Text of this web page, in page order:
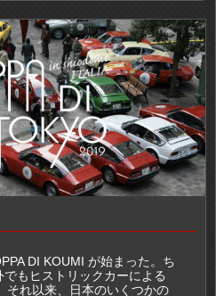
DI KOUMI が始まった。ち
もヒストリックカーによる
それ以来、日本のいくつかの